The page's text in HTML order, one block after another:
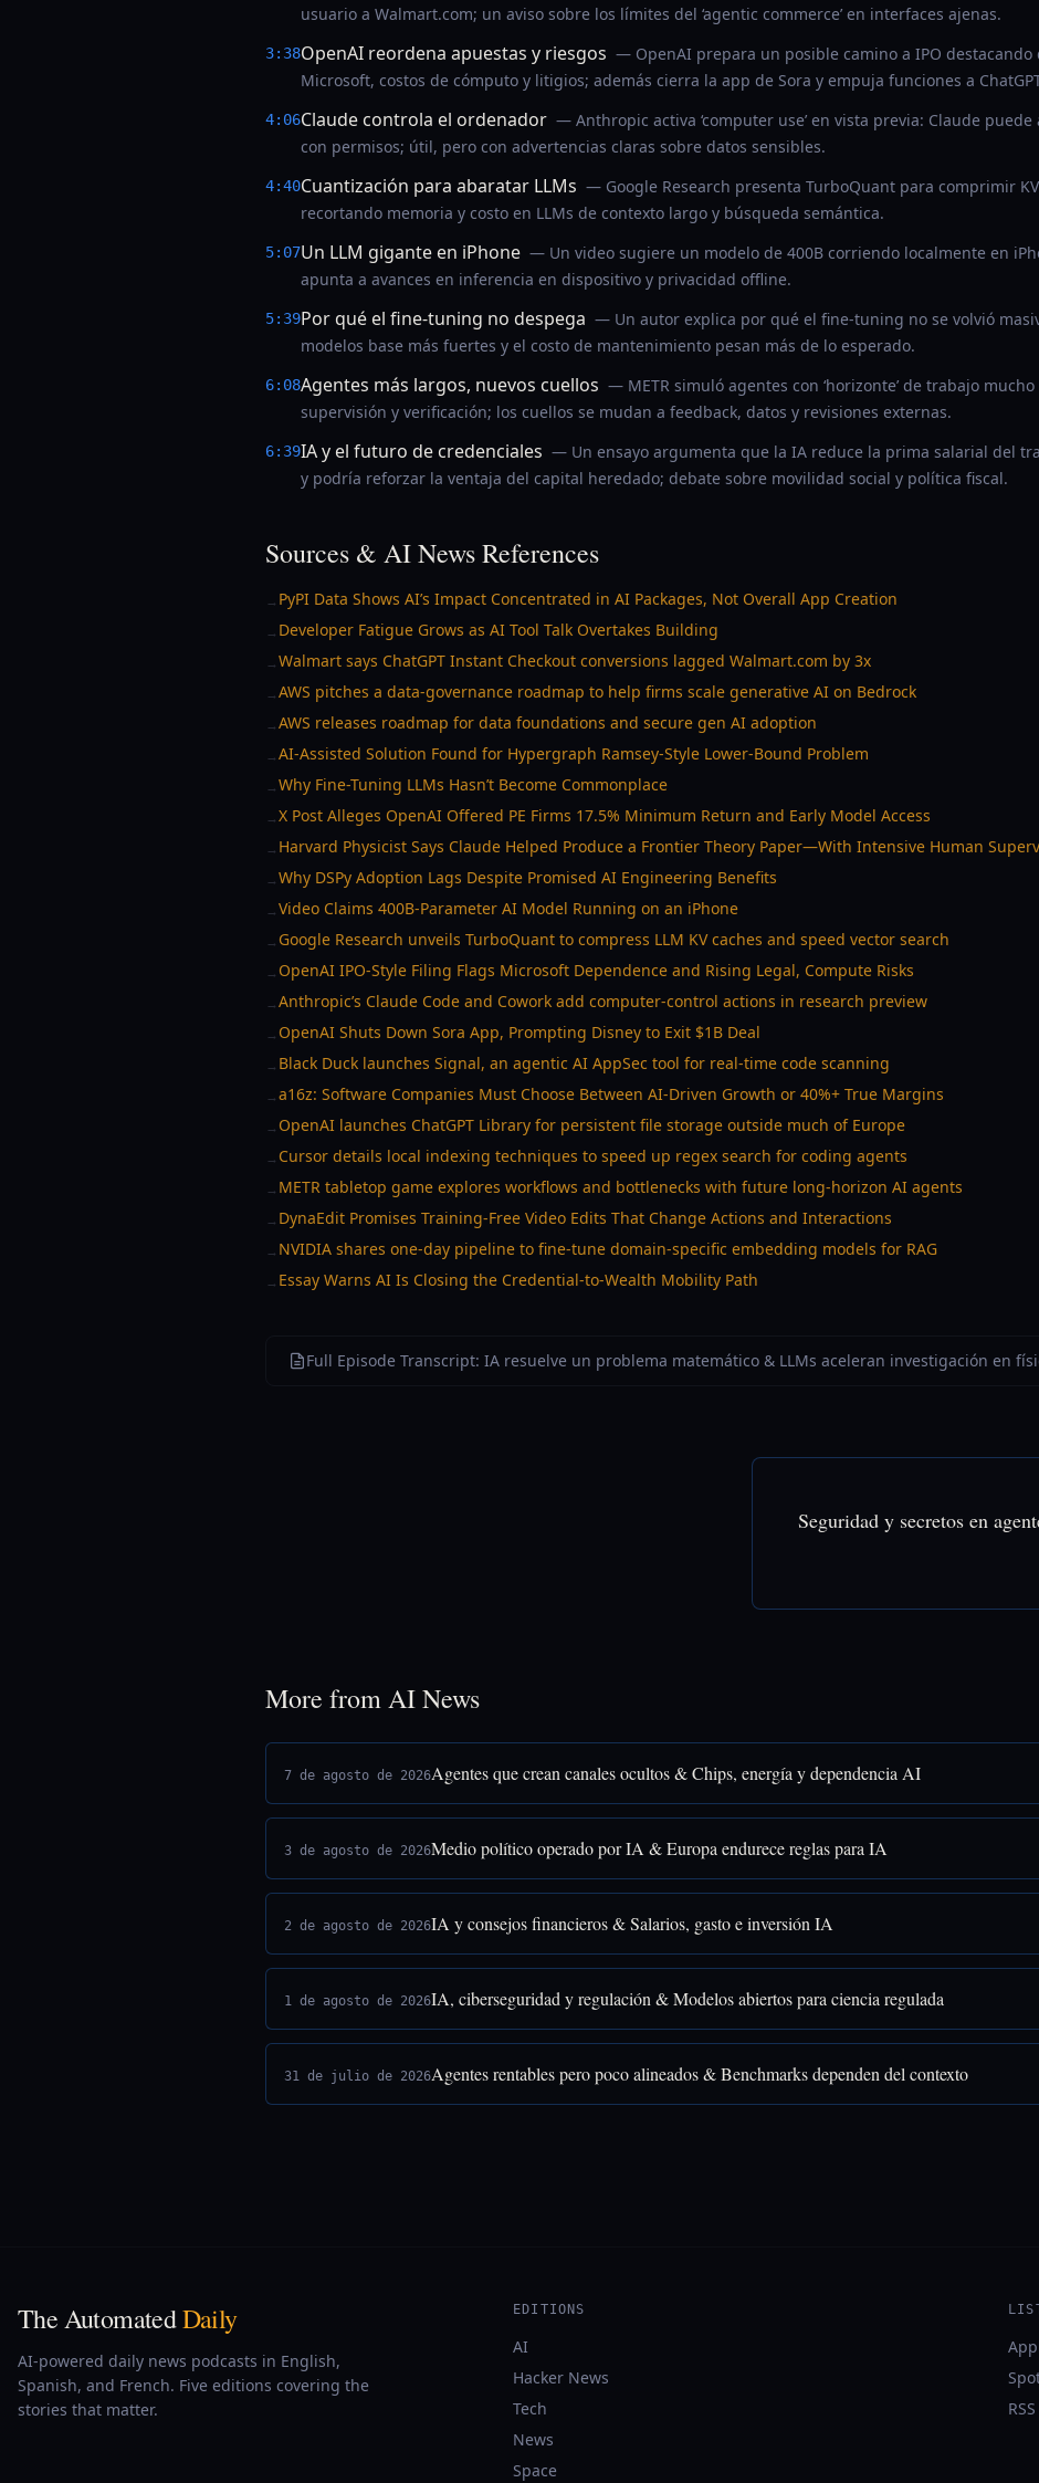
usuario a Walmart.com; un aviso sobre los límites del ‘agentic commerce’ en interfaces ajenas.
3:38OpenAI reordena apuestas y riesgos — OpenAI prepara un posible camino a IPO destacando
Microsoft, costos de cómputo y litigios; además cierra la app de Sora y empuja funciones a
4:06Claude controla el ordenador — Anthropic activa ‘computer use’ en vista previa: Claude
con permisos; útil, pero con advertencias claras sobre datos sensibles.
4:40Cuantización para abaratar LLMs — Google Research presenta TurboQuant para comprimir
recortando memoria y costo en LLMs de contexto largo y búsqueda semántica.
5:07Un LLM gigante en iPhone — Un video sugiere un modelo de 400B corriendo localmente en
apunta a avances en inferencia en dispositivo y privacidad offline.
5:39Por qué el fine-tuning no despega — Un autor explica por qué el fine-tuning no se volvió
modelos base más fuertes y el costo de mantenimiento pesan más de lo esperado.
6:08Agentes más largos, nuevos cuellos — METR simuló agentes con ‘horizonte’ de trabajo
supervisión y verificación; los cuellos se mudan a feedback, datos y revisiones externas.
6:39IA y el futuro de credenciales — Un ensayo argumenta que la IA reduce la prima salarial del
y podría reforzar la ventaja del capital heredado; debate sobre movilidad social y política fiscal.
Sources & AI News References
→ PyPI Data Shows AI’s Impact Concentrated in AI Packages, Not Overall App Creation
→ Developer Fatigue Grows as AI Tool Talk Overtakes Building
→Walmart says ChatGPT Instant Checkout conversions lagged Walmart.com by 3x
→AWS pitches a data-governance roadmap to help firms scale generative AI on Bedrock
→AWS releases roadmap for data foundations and secure gen AI adoption
→AI-Assisted Solution Found for Hypergraph Ramsey-Style Lower-Bound Problem
→Why Fine-Tuning LLMs Hasn’t Become Commonplace
→X Post Alleges OpenAI Offered PE Firms 17.5% Minimum Return and Early Model Access
→ Harvard Physicist Says Claude Helped Produce a Frontier Theory Paper—With Intensive Human
→Why DSPy Adoption Lags Despite Promised AI Engineering Benefits
→Video Claims 400B-Parameter AI Model Running on an iPhone
→ Google Research unveils TurboQuant to compress LLM KV caches and speed vector search
→ OpenAI IPO-Style Filing Flags Microsoft Dependence and Rising Legal, Compute Risks
→Anthropic’s Claude Code and Cowork add computer-control actions in research preview
→ OpenAI Shuts Down Sora App, Prompting Disney to Exit $1B Deal
→ Black Duck launches Signal, an agentic AI AppSec tool for real-time code scanning
→a16z: Software Companies Must Choose Between AI-Driven Growth or 40%+ True Margins
→ OpenAI launches ChatGPT Library for persistent file storage outside much of Europe
→ Cursor details local indexing techniques to speed up regex search for coding agents
→ METR tabletop game explores workflows and bottlenecks with future long-horizon AI agents
→ DynaEdit Promises Training-Free Video Edits That Change Actions and Interactions
→ NVIDIA shares one-day pipeline to fine-tune domain-specific embedding models for RAG
→ Essay Warns AI Is Closing the Credential-to-Wealth Mobility Path
Full Episode Transcript: IA resuelve un problema matemático & LLMs aceleran investigación en
Seguridad y secretos en
More from AI News
7 de agosto de 2026Agentes que crean canales ocultos & Chips, energía y dependencia AI
3 de agosto de 2026Medio político operado por IA & Europa endurece reglas para IA
2 de agosto de 2026IA y consejos financieros & Salarios, gasto e inversión IA
1 de agosto de 2026IA, ciberseguridad y regulación & Modelos abiertos para ciencia regulada
31 de julio de 2026Agentes rentables pero poco alineados & Benchmarks dependen del contexto
The AutomatedDaily
AI-powered daily news podcasts in English,
Spanish, and French. Five editions covering the
stories that matter.
EDITIONS
AI
Hacker News
Tech
News
Space